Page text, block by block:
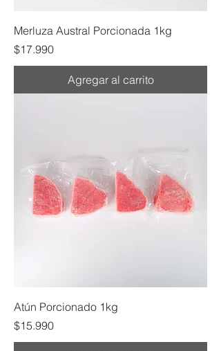
Merluza Austral Porcionada 1kg
Precio
$17.990
Agregar al carrito
Atún Porcionado 1kg
Precio
$15.990